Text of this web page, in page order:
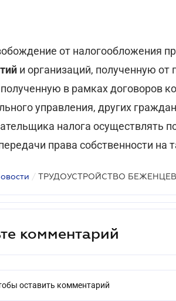
от налогообложения
и организаций, полученную
в рамках договоров
управления, других
налога осуществлять
права собственности на
/ ТРУДОУСТРОЙСТВО БЕЖЕНЦЕВ
комментарий
оставить комментарий